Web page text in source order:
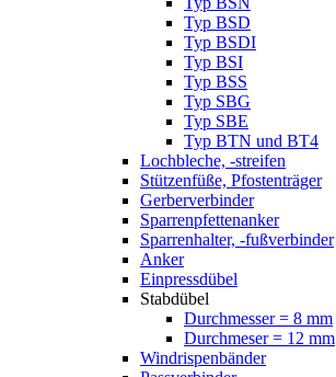
Typ BSD
Typ BSDI
Typ BSI
Typ BSS
Typ SBG
Typ SBE
Typ BTN und BT4
Lochbleche, -streifen
Stützenfüße, Pfostenträger
Gerberverbinder
Sparrenpfettenanker
Sparrenhalter, -fußverbinder
Anker
Einpressdübel
Stabdübel
Durchmesser = 8 mm
Durchmeser = 12 mm
Windrispenbänder